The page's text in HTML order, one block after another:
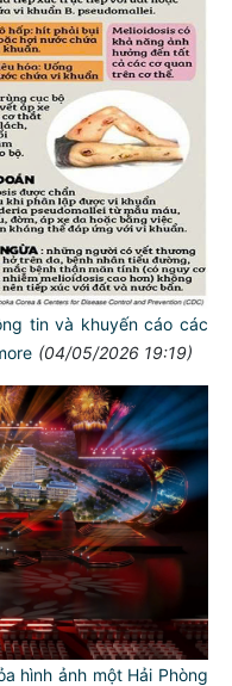
tin và khuyến cáo các
(04/05/2026 19:19)
hình ảnh một Hải Phòng